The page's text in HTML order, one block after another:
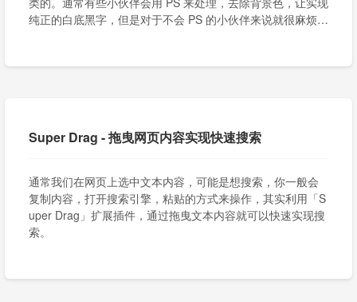
纯正的白底黑字，但是对于不会 PS 的小伙伴来说就很麻烦
Super Drag - 拖曳网页内容实现快速搜索
通常我们在网页上选中文本内容，可能是想搜索，你一般会
复制内容，打开搜索引擎，粘贴的方式来操作，其实利用「S
uper Drag」扩展插件，通过拖曳文本内容就可以快速实现搜
索。